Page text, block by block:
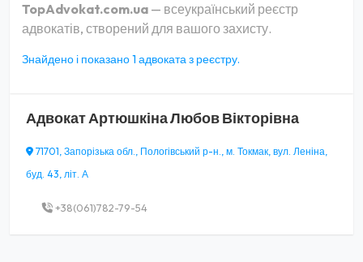
TopAdvokat.com.ua — всеукраїнський реєстр
адвокатів, створений для вашого захисту.
Знайдено і показано 1 адвоката з реєстру.
АдвокатАртюшкіна Любов Вікторівна
71701, Запорізька обл., Пологівський р-н., м. Токмак, вул. Леніна,
буд. 43, літ. А
+38(061)782-79-54